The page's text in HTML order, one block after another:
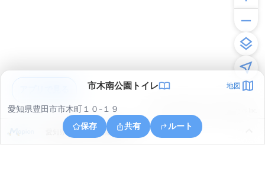
市木南公園トイレ 地図
愛知県豊田市市木町１０-１９
保存
共有 ルート
愛知県豊田市平戸橋町寺前